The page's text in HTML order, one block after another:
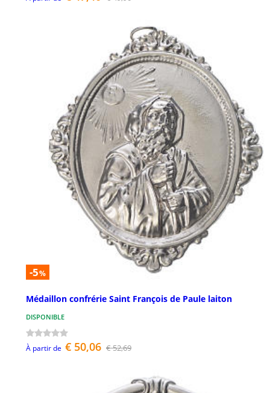
-5%
Médaillon confrérie Saint François de Paule laiton
DISPONIBLE
À partir de € 50,06 € 52,69